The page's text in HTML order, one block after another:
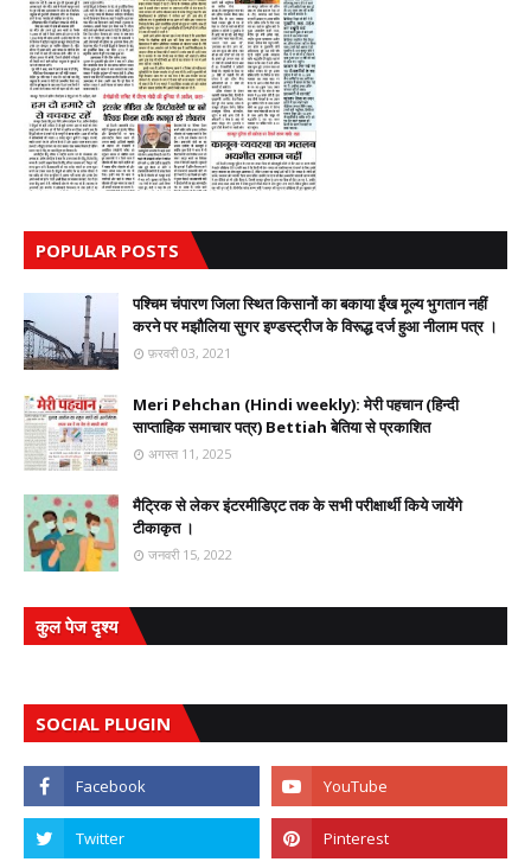
POPULAR POSTS
पश्चिम चंपारण जिला स्थित किसानों का बकाया ईंख मूल्य भुगतान नहीं
करने पर मझौलिया सुगर इण्डस्ट्रीज के विरूद्ध दर्ज हुआ नीलाम पत्र ।
फ़रवरी 03, 2021
Meri Pehchan (Hindi weekly): मेरी पहचान (हिन्दी
साप्ताहिक समाचार पत्र) Bettiah बेतिया से प्रकाशित
अगस्त 11, 2025
मैट्रिक से लेकर इंटरमीडिएट तक के सभी परीक्षार्थी किये जायेंगे
टीकाकृत ।
जनवरी 15, 2022
कुल पेज दृश्य
SOCIAL PLUGIN